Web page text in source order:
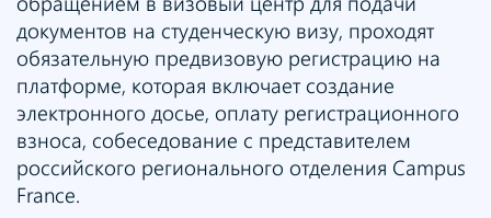
документов на студенческую визу, проходят
обязательную предвизовую регистрацию на
платформе, которая включает создание
электронного досье, оплату регистрационного
взноса, собеседование с представителем
российского регионального отделения Campus
France.